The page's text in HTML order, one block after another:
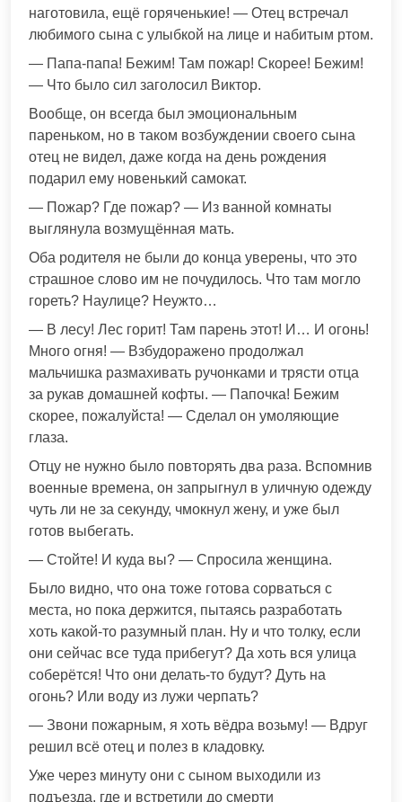
наготовила, ещё горяченькие! — Отец встречал
любимого сына с улыбкой на лице и набитым ртом.
— Папа-папа! Бежим! Там пожар! Скорее! Бежим!
— Что было сил заголосил Виктор.
Вообще, он всегда был эмоциональным
пареньком, но в таком возбуждении своего сына
отец не видел, даже когда на день рождения
подарил ему новенький самокат.
— Пожар? Где пожар? — Из ванной комнаты
выглянула возмущённая мать.
Оба родителя не были до конца уверены, что это
страшное слово им не почудилось. Что там могло
гореть? Наулице? Неужто…
— В лесу! Лес горит! Там парень этот! И… И огонь!
Много огня! — Взбудоражено продолжал
мальчишка размахивать ручонками и трясти отца
за рукав домашней кофты. — Папочка! Бежим
скорее, пожалуйста! — Сделал он умоляющие
глаза.
Отцу не нужно было повторять два раза. Вспомнив
военные времена, он запрыгнул в уличную одежду
чуть ли не за секунду, чмокнул жену, и уже был
готов выбегать.
— Стойте! И куда вы? — Спросила женщина.
Было видно, что она тоже готова сорваться с
места, но пока держится, пытаясь разработать
хоть какой-то разумный план. Ну и что толку, если
они сейчас все туда прибегут? Да хоть вся улица
соберётся! Что они делать-то будут? Дуть на
огонь? Или воду из лужи черпать?
— Звони пожарным, я хоть вёдра возьму! — Вдруг
решил всё отец и полез в кладовку.
Уже через минуту они с сыном выходили из
подъезда, где и встретили до смерти